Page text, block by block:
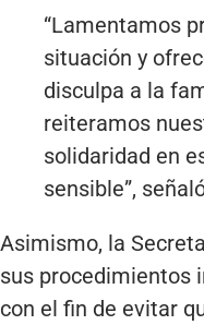
“Lamentamos
situación y
disculpa a la
reiteramos
solidaridad en
sensible”,
Asimismo, la
sus procedimientos
con el fin de evitar